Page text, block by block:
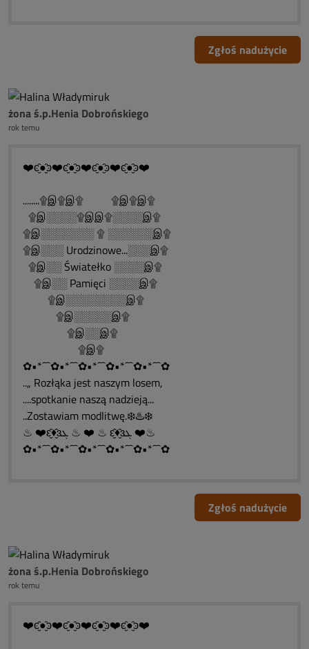
Zgłoś nadużycie
żona ś.p.Henia Dobrońskiego
rok temu
❤️ͼ̮̑●̮̑ͽ❤️ͼ̮̑●̮̑ͽ❤️ͼ̮̑●̮̑ͽ❤️ͼ̮̑●̮̑ͽ❤️
........۩இ۩இ۩ ۩இ۩இ۩
۩இ░░░░۩இஇ۩░░░░இ۩
۩இ░░░░░░░ ۩ ░░░░░░இ۩
۩இ░░░ Urodzinowe...░░░இ۩
۩இ░░ Światełko ░░░░இ۩
۩இ░░ Pamięci ░░░░இ۩
۩இ░░░░░░░░இ۩
۩இ░░░░░இ۩
۩இ░░இ۩
۩இ۩
✿•*´¯`✿•*´¯`✿•*´¯`✿•*´¯`✿•*´¯`✿
..„ Rozłąka jest naszym losem,
....spotkanie naszą nadzieją...
..Zostawiam modlitwę.❄️♨️❄️
♨ ❤️ԑ̮̑♦̮̑ɜܓ ♨ ❤️ ♨ ԑ̮̑♦̮̑ɜܓ ❤️♨
✿•*´¯`✿•*´¯`✿•*´¯`✿•*´¯`✿•*´¯`✿
Zgłoś nadużycie
żona ś.p.Henia Dobrońskiego
rok temu
❤️ͼ̮̑●̮̑ͽ❤️ͼ̮̑●̮̑ͽ❤️ͼ̮̑●̮̑ͽ❤️ͼ̮̑●̮̑ͽ❤️